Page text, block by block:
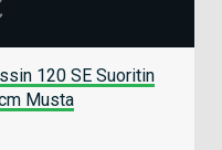
120 SE Suoritin
Musta